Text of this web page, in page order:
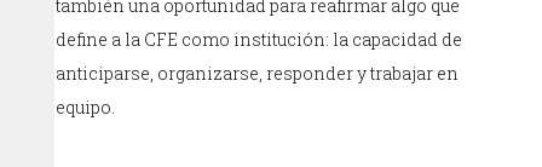
también una oportunidad para reafirmar algo que
define a la CFE como institución: la capacidad de
anticiparse, organizarse, responder y trabajar en
equipo.